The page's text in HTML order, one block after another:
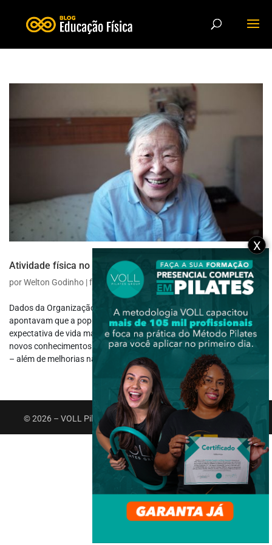
Atividade física no tratamento de Alzheimer e Parkinson
porWelton Godinho |fev 5, 2021|Idosos,Reabilitação
Dados da Organização Mundial de Saúde (OMS) em 2014
apontavam que a população mundial passou a alcançar uma
expectativa de vida maior do que em décadas anteriores devido aos
novos conhecimentos terapêuticos e farmacológicos desenvolvidos
– além de melhorias na saúde...
© 2026 – VOLL Pilates Group. Todos os direitos reservados.
X